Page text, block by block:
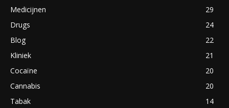
Medicijnen
29
Drugs
24
Blog
22
Kliniek
21
Cocaïne
20
Cannabis
20
Tabak
14